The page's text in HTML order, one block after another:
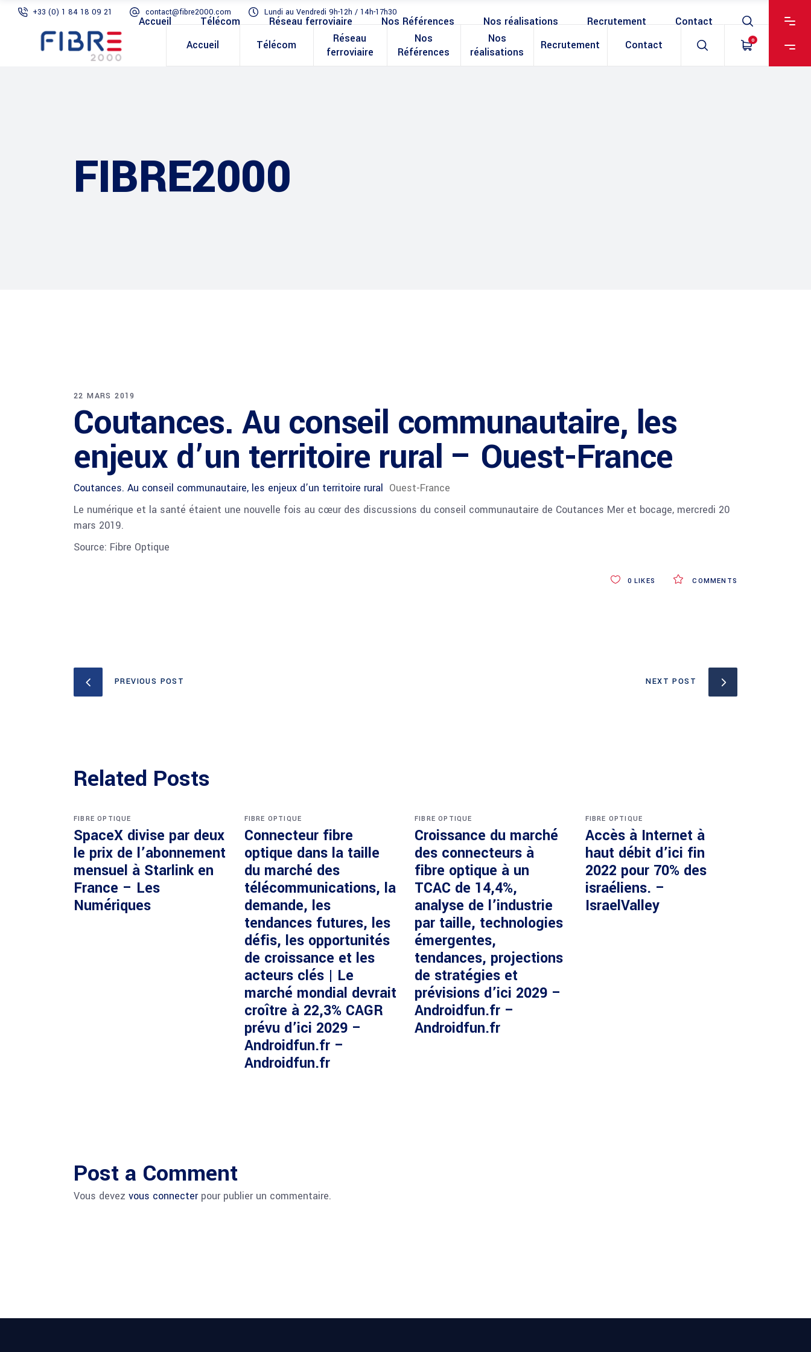
+33 (0) 1 84 18 09 21 contact@fibre2000.com Lundi au Vendredi 9h-12h / 14h-17h30
Accueil Télécom
Réseau
ferroviaire
Nos
Références
Nos
réalisations
Recrutement Contact 0
Accueil Télécom Réseau ferroviaire Nos Références Nos réalisations Recrutement Contact
FIBRE2000
22 MARS 2019
Coutances. Au conseil communautaire, les
enjeux d’un territoire rural – Ouest-France
Coutances. Au conseil communautaire, les enjeux d’un territoire rural Ouest-France
Le numérique et la santé étaient une nouvelle fois au cœur des discussions du conseil communautaire de Coutances Mer et bocage, mercredi 20
mars 2019.
Source: Fibre Optique
COMMENTS
0 LIKES
PREVIOUS POST NEXT POST
Related Posts
FIBRE OPTIQUE
SpaceX divise par deux
le prix de l’abonnement
mensuel à Starlink en
France – Les
Numériques
FIBRE OPTIQUE
Connecteur fibre
optique dans la taille
du marché des
télécommunications, la
demande, les
tendances futures, les
défis, les opportunités
de croissance et les
acteurs clés | Le
marché mondial devrait
croître à 22,3% CAGR
prévu d’ici 2029 –
Androidfun.fr –
Androidfun.fr
FIBRE OPTIQUE
Croissance du marché
des connecteurs à
fibre optique à un
TCAC de 14,4%,
analyse de l’industrie
par taille, technologies
émergentes,
tendances, projections
de stratégies et
prévisions d’ici 2029 –
Androidfun.fr –
Androidfun.fr
FIBRE OPTIQUE
Accès à Internet à
haut débit d’ici fin
2022 pour 70% des
israéliens. –
IsraelValley
Post a Comment
Vous devez vous connecterpour publier un commentaire.